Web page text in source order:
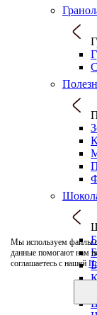
Мы используем файлы
данные помогают нам
соглашаетесь с нашей